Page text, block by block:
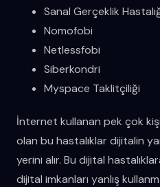
Sanal Gerçeklik
Nomofobi
Netlessfobi
Siberkondri
Myspace Taklitçiliği
İnternet kullanan pek çok
olan bu hastalıklar dijitalin
yerini alır. Bu dijital
dijital imkanları yanlış